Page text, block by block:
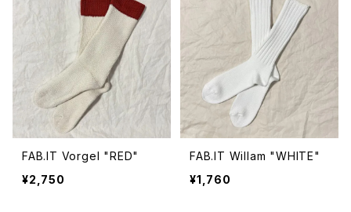
FAB.IT Vorgel "RED"
¥2,750
FAB.IT Willam "WHITE"
¥1,760